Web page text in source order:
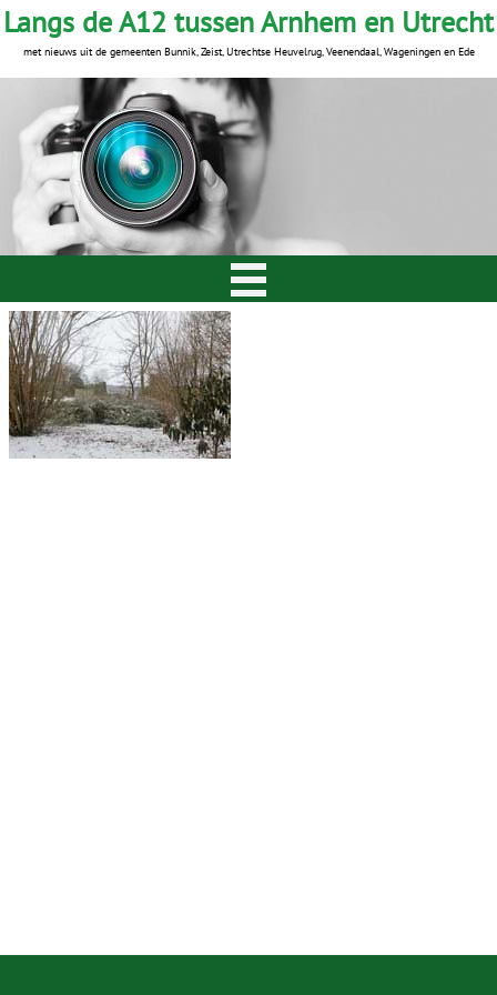
Langs de A12 tussen Arnhem en Utrecht
met nieuws uit de gemeenten Bunnik, Zeist, Utrechtse Heuvelrug, Veenendaal, Wageningen en Ede